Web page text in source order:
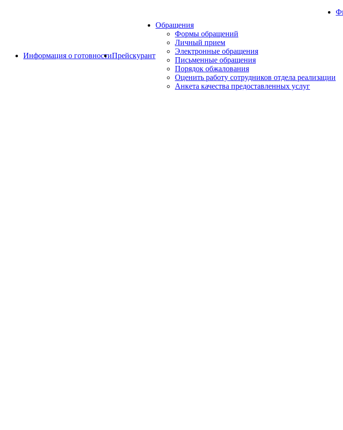
Информация о готовностиПрейскурант
Обращения
Формы обращений
Личный прием
Электронные обращения
Письменные обращения
Порядок обжалования
Оценить работу сотрудников отдела реализации
Анкета качества предоставленных услуг